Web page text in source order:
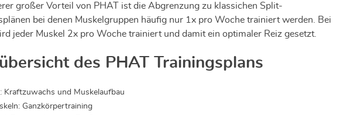
großer Vorteil von PHAT ist die Abgrenzung zu klassichen Split-
bei denen Muskelgruppen häufig nur 1x pro Woche trainiert werden. Bei
jeder Muskel 2x pro Woche trainiert und damit ein optimaler Reiz gesetzt.
des PHAT Trainingsplans
Kraftzuwachs und Muskelaufbau
Ganzkörpertraining